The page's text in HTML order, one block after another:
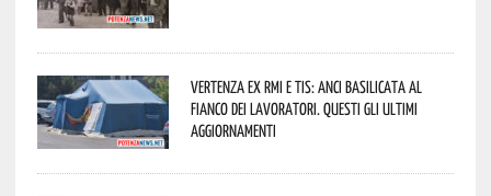
Vertenza ex RMI e TIS: ANCI Basilicata al
fianco dei lavoratori. Questi gli ultimi
aggiornamenti